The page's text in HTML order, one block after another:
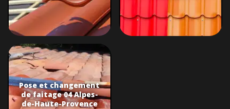
Pose et changement
de faitage 04 Alpes-
de-Haute-Provence